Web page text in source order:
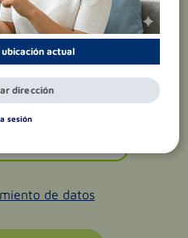
de datos
actual
dirección
sesión